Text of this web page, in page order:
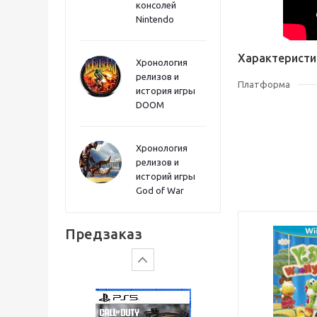
консолей
Nintendo
Хронология
релизов и
история игры
DOOM
Хронология
релизов и
историй игры
God of War
Предзаказ
Sword PS5
Платформа